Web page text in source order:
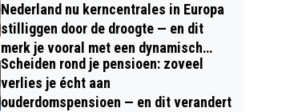
Nederland nu kerncentrales in Europa
stilliggen door de droogte — en dit
merk je vooral met een dynamisch
contract
Scheiden rond je pensioen: zoveel
verlies je écht aan
ouderdomspensioen — en dit verandert